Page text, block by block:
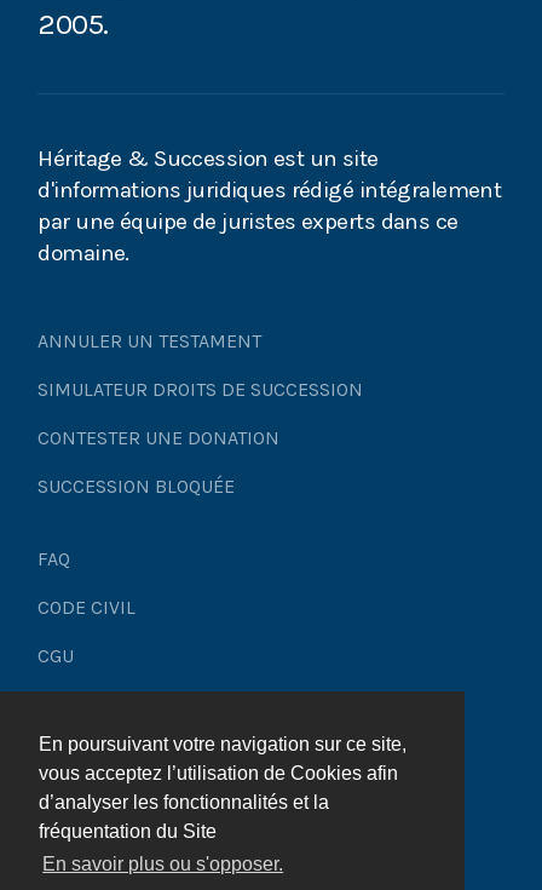
En poursuivant votre navigation sur ce site,
vous acceptez l’utilisation de Cookies afin
d’analyser les fonctionnalités et la
fréquentation du Site
En savoir plus ou s'opposer.
2005.
Héritage & Succession est un site
d'informations juridiques rédigé intégralement
par une équipe de juristes experts dans ce
domaine.
ANNULER UN TESTAMENT
SIMULATEUR DROITS DE SUCCESSION
CONTESTER UNE DONATION
SUCCESSION BLOQUÉE
FAQ
CODE CIVIL
CGU
Plan du site